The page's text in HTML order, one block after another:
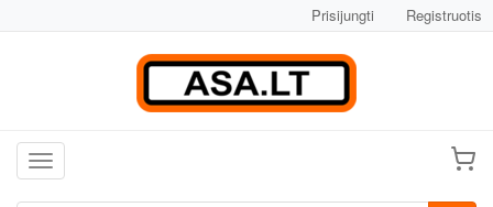
Prisijungti Registruotis
Toggle navigation